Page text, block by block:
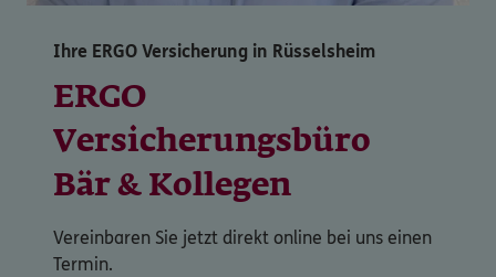
Ihre ERGO Versicherung in Rüsselsheim
ERGO
Versicherungsbüro
Bär & Kollegen
Vereinbaren Sie jetzt direkt online bei uns einen
Termin.